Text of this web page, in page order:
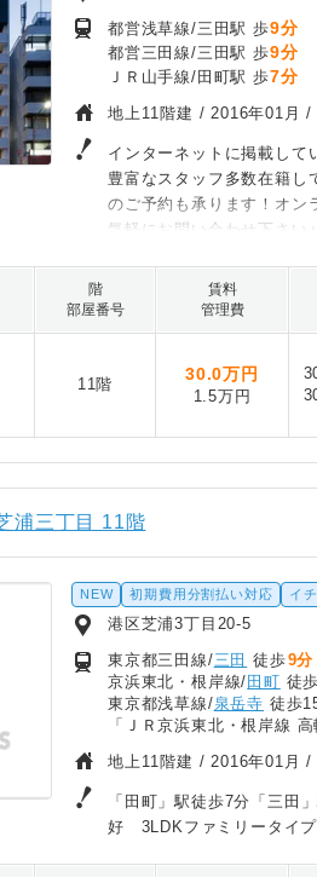
都営浅草線/三田駅 歩9分
都営三田線/三田駅 歩9分
ＪＲ山手線/田町駅 歩7分
地上11階建 /2016年01月 /
インターネットに掲載して
豊富なスタッフ多数在籍し
のご予約も承ります！オン
気軽にお問い合わせ下さい
階
部屋番号
賃料
管理費
11階
30.0万円
1.5万円
浦三丁目 11階
NEW 初期費用分割払い対応 イ
港区芝浦3丁目20-5
東京都三田線/三田 徒歩9分
京浜東北・根岸線/ 田町 徒歩
東京都浅草線/泉岳寺 徒歩
「ＪＲ京浜東北・根岸線
地上11階建 /2016年01月 /
「田町」駅徒歩7分「三田
好 3LDKファミリータイ